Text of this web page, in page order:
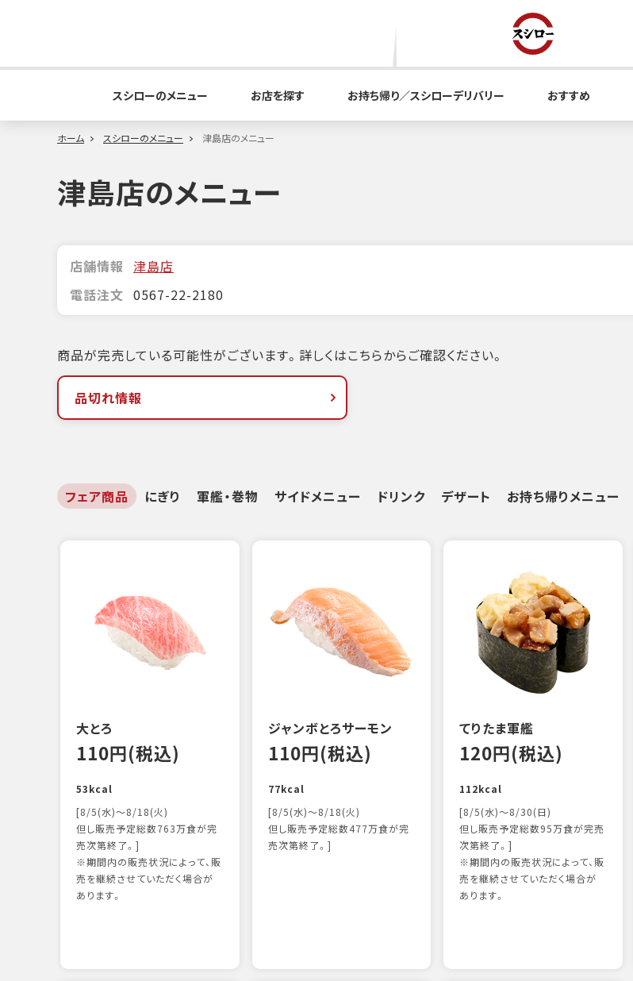
スシローのメニュー お店を探す お持ち帰り／スシローデリバリー おすすめ
ホーム スシローのメニュー 津島店のメニュー
津島店のメニュー
店舗情報 津島店
電話注文 0567-22-2180
商品が完売している可能性がございます。詳しくはこちらからご確認ください。
品切れ情報
フェア商品 にぎり 軍艦・巻物 サイドメニュー ドリンク デザート お持ち帰りメニュー
大とろ
110円(税込)
53kcal
[8/5(水)～8/18(火)
但し販売予定総数763万食が完
売次第終了。]
※期間内の販売状況によって、販
売を継続させていただく場合が
あります。
ジャンボとろサーモン
110円(税込)
77kcal
[8/5(水)～8/18(火)
但し販売予定総数477万食が完
売次第終了。]
てりたま軍艦
120円(税込)
112kcal
[8/5(水)～8/30(日)
但し販売予定総数95万食が完売
次第終了。]
※期間内の販売状況によって、販
売を継続させていただく場合が
あります。